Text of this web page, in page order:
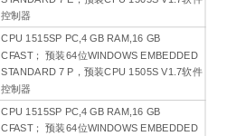
控制器
CPU 1515SP PC,4 GB RAM,16 GB
CFAST； 预装64位WINDOWS EMBEDDED
STANDARD 7 P，预装CPU 1505S V1.7软件
控制器
CPU 1515SP PC,4 GB RAM,16 GB
CFAST； 预装64位WINDOWS EMBEDDED